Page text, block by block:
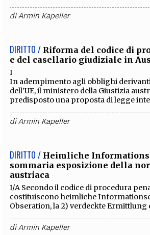
diArmin Kapeller
DIRITTO / Riforma del codice di
e del casellario giudiziale in
I
In adempimento agli obblighi
dell’UE, il ministero della Giustizia
predisposto una proposta di legge
diArmin Kapeller
DIRITTO / Heimliche
sommaria esposizione della
austriaca
I/A Secondo il codice di procedura
costituiscono heimliche
Obseration, la 2) verdeckte Ermittlung
diArmin Kapeller